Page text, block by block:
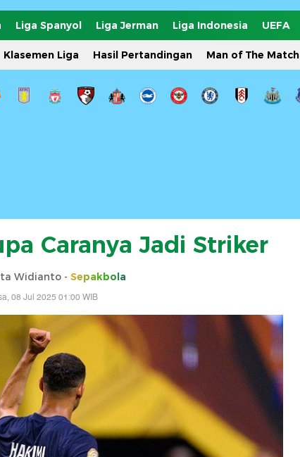
Liga Spanyol Liga Jerman Liga Indonesia UEFA
Klasemen Liga Hasil Pertandingan Man of The Match
Caranya Jadi Striker
Widianto - Sepakbola
08 Jul 2025 01:00 WIB